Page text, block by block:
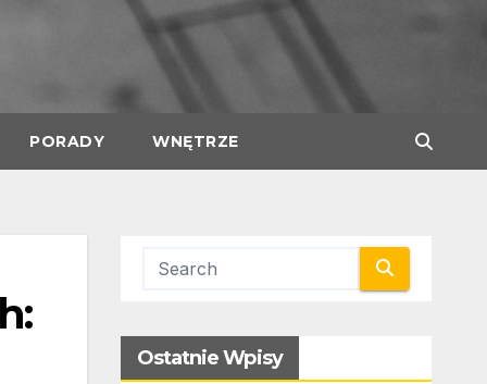
PORADY WNĘTRZE
Ostatnie Wpisy